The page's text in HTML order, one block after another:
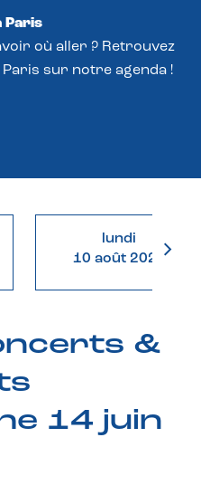
Paris
où aller ? Retrouvez
Paris sur notre agenda !
lundi
10 août 2026
&
14 juin